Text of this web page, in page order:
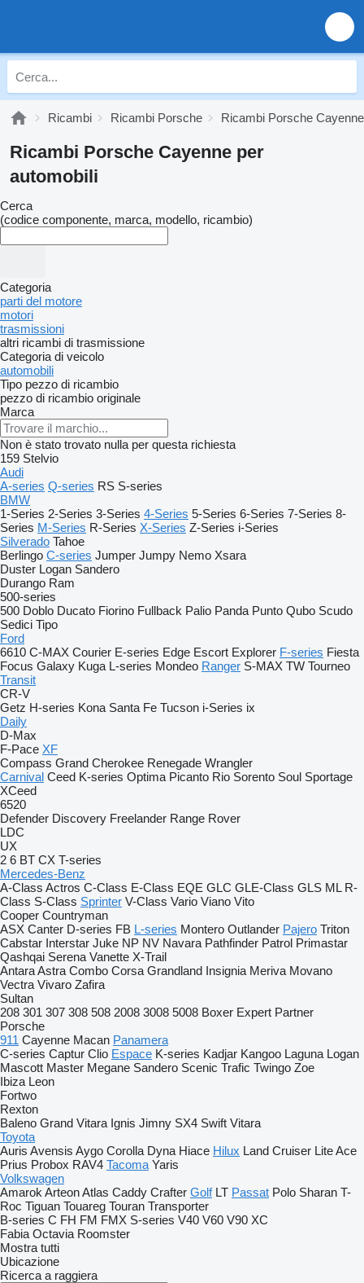
Ricambi Ricambi Porsche Ricambi Porsche Cayenne
Ricambi Porsche Cayenne per
automobili
Cerca
(codice componente, marca, modello, ricambio)
Categoria
parti del motore
motori
trasmissioni
altri ricambi di trasmissione
Categoria di veicolo
automobili
Tipo pezzo di ricambio
pezzo di ricambio originale
Marca
Non è stato trovato nulla per questa richiesta
159 Stelvio
Audi
A-series Q-series RS S-series
BMW
1-Series 2-Series 3-Series 4-Series 5-Series 6-Series 7-Series 8-
Series M-Series R-Series X-Series Z-Series i-Series
Silverado Tahoe
Berlingo C-series Jumper Jumpy Nemo Xsara
Duster Logan Sandero
Durango Ram
500-series
500 Doblo Ducato Fiorino Fullback Palio Panda Punto Qubo Scudo
Sedici Tipo
Ford
6610 C-MAX Courier E-series Edge Escort Explorer F-series Fiesta
Focus Galaxy Kuga L-series Mondeo Ranger S-MAX TW Tourneo
Transit
CR-V
Getz H-series Kona Santa Fe Tucson i-Series ix
Daily
D-Max
F-Pace XF
Compass Grand Cherokee Renegade Wrangler
Carnival Ceed K-series Optima Picanto Rio Sorento Soul Sportage
XCeed
6520
Defender Discovery Freelander Range Rover
LDC
UX
2 6 BT CX T-series
Mercedes-Benz
A-Class Actros C-Class E-Class EQE GLC GLE-Class GLS ML R-
Class S-Class Sprinter V-Class Vario Viano Vito
Cooper Countryman
ASX Canter D-series FB L-series Montero Outlander Pajero Triton
Cabstar Interstar Juke NP NV Navara Pathfinder Patrol Primastar
Qashqai Serena Vanette X-Trail
AntaraAstra Combo Corsa Grandland Insignia Meriva Movano
Vectra Vivaro Zafira
Sultan
208 301 307 308 508 2008 3008 5008 Boxer Expert Partner
Porsche
911 Cayenne Macan Panamera
C-series Captur Clio Espace K-series Kadjar Kangoo Laguna Logan
Mascott Master Megane Sandero Scenic Trafic Twingo Zoe
Ibiza Leon
Fortwo
Rexton
Baleno Grand Vitara Ignis Jimny SX4 Swift Vitara
Toyota
Auris Avensis Aygo Corolla Dyna Hiace Hilux Land Cruiser Lite Ace
Prius Probox RAV4 Tacoma Yaris
Volkswagen
Amarok ArteonAtlas Caddy Crafter Golf LT Passat Polo Sharan T-
Roc Tiguan Touareg Touran Transporter
B-series C FH FM FMX S-series V40 V60 V90 XC
Fabia Octavia Roomster
Mostra tutti
Ubicazione
Ricerca a raggiera